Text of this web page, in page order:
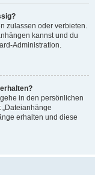
zulassen oder verbieten.
kannst und du
Administration.
in den persönlichen
„Dateianhänge
erhalten und diese